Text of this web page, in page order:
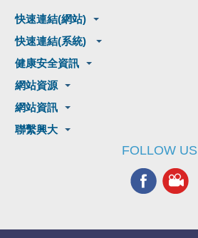
快速連結(網站)
快速連結(系統)
健康安全資訊
網站資源
網站資訊
聯繫興大
FOLLOW US